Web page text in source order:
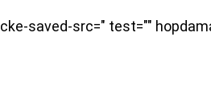
saved-src=" test=""